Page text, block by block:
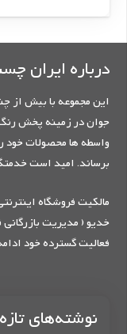
درباره ایران
این مجموعه با بیش از
جوان در زمینه پخش
واسطه ها محصولات خود
برساند. امید است
خدیو ( مدیریت
فعالیت گسترده خود
نوشته‌های تازه